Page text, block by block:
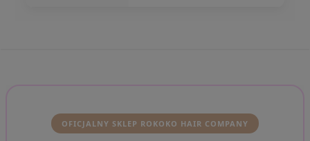
OFICJALNY SKLEP ROKOKO HAIR COMPANY